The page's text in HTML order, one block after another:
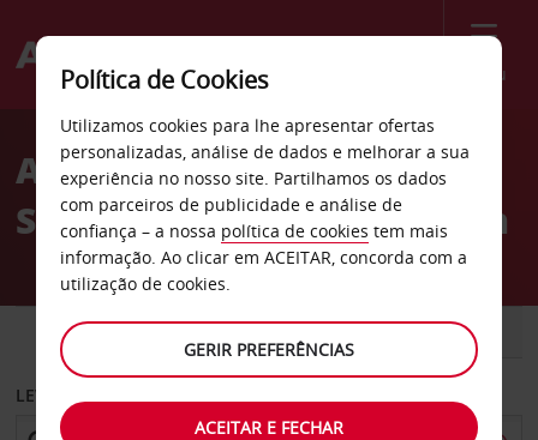
Menu
Welcome
AvisAluguer de carros 1722 M
Street NW em Washington
CARRO COMERCIAIS
LEVANTAR EM
Política de Cookies
Utilizamos cookies para lhe apresentar ofertas
personalizadas, análise de dados e melhorar a sua
experiência no nosso site. Partilhamos os dados
com parceiros de publicidade e análise de
confiança – a nossa política de cookies tem mais
informação. Ao clicar em ACEITAR, concorda com a
utilização de cookies.
GERIR PREFERÊNCIAS
ACEITAR E FECHAR